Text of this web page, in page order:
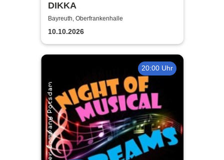
DIKKA
Bayreuth, Oberfrankenhalle
10.10.2026
20:00 Uhr